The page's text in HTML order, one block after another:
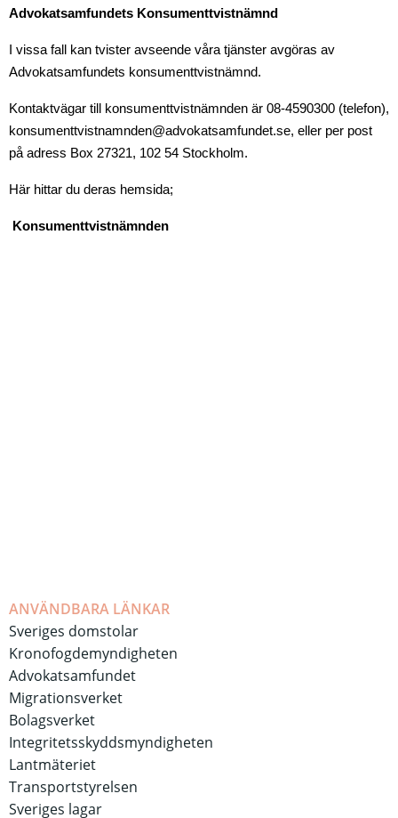
Advokatsamfundets Konsumenttvistnämnd
I vissa fall kan tvister avseende våra tjänster avgöras av
Advokatsamfundets konsumenttvistnämnd.
Kontaktvägar till konsumenttvistnämnden är 08-4590300 (telefon),
konsumenttvistnamnden@advokatsamfundet.se, eller per post
på adress Box 27321, 102 54 Stockholm.
Här hittar du deras hemsida;
Konsumenttvistnämnden
ANVÄNDBARA LÄNKAR
Sveriges domstolar
Kronofogdemyndigheten
Advokatsamfundet
Migrationsverket
Bolagsverket
Integritetsskyddsmyndigheten
Lantmäteriet
Transportstyrelsen
Sveriges lagar